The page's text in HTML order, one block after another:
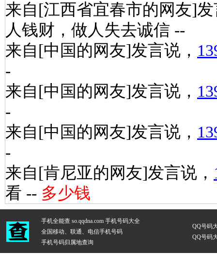
来自[江西省宜春市的网友]
人钱财，做人失去诚信 --
来自[中国的网友]发言说，
-
来自[中国的网友]发言说，
-
来自[中国的网友]发言说，
-
来自[肯尼亚的网友]发言说，
看 -- 多少钱
手机全能查 so.qqdna.com 手机号码大全
全国移动、联通、电信手机号码
手机号码归属地查询
QQ号码
QQ号码